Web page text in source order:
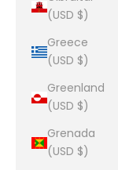
(USD $)
Greece
(USD $)
Greenland
(USD $)
Grenada
(USD $)